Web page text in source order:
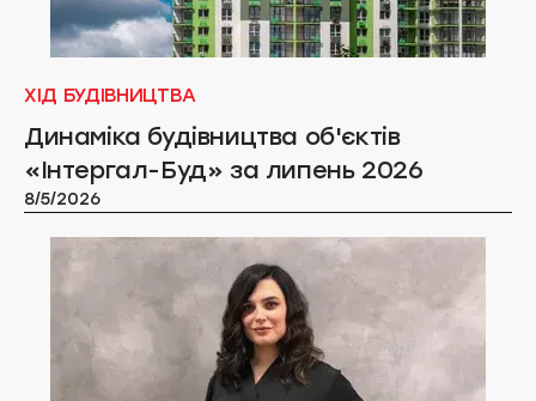
ХІД БУДІВНИЦТВА
Динаміка будівництва об'єктів
«Інтергал-Буд» за липень 2026
8/5/2026